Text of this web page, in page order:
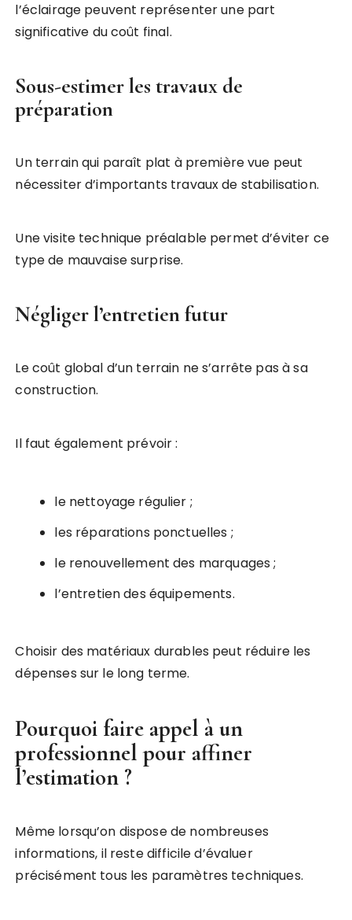
l’éclairage peuvent représenter une part
significative du coût final.
Sous-estimer les travaux de
préparation
Un terrain qui paraît plat à première vue peut
nécessiter d’importants travaux de stabilisation.
Une visite technique préalable permet d’éviter ce
type de mauvaise surprise.
Négliger l’entretien futur
Le coût global d’un terrain ne s’arrête pas à sa
construction.
Il faut également prévoir :
le nettoyage régulier ;
les réparations ponctuelles ;
le renouvellement des marquages ;
l’entretien des équipements.
Choisir des matériaux durables peut réduire les
dépenses sur le long terme.
Pourquoi faire appel à un
professionnel pour affiner
l’estimation ?
Même lorsqu’on dispose de nombreuses
informations, il reste difficile d’évaluer
précisément tous les paramètres techniques.